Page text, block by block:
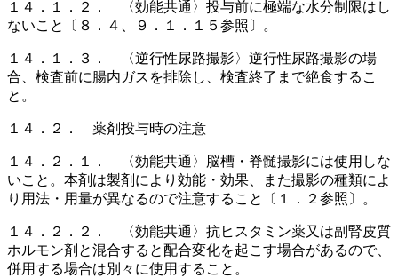
１４．１．２． 〈効能共通〉投与前に極端な水分制限はし
ないこと〔８．４、９．１．１５参照〕。
１４．１．３． 〈逆行性尿路撮影〉逆行性尿路撮影の場
合、検査前に腸内ガスを排除し、検査終了まで絶食するこ
と。
１４．２． 薬剤投与時の注意
１４．２．１． 〈効能共通〉脳槽・脊髄撮影には使用しな
いこと。本剤は製剤により効能・効果、また撮影の種類によ
り用法・用量が異なるので注意すること〔１．２参照〕。
１４．２．２． 〈効能共通〉抗ヒスタミン薬又は副腎皮質
ホルモン剤と混合すると配合変化を起こす場合があるので、
併用する場合は別々に使用すること。